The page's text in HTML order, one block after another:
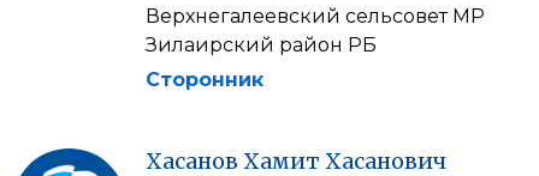
Верхнегалеевский сельсовет МР
Зилаирский район РБ
Сторонник
Хасанов Хамит Хасанович